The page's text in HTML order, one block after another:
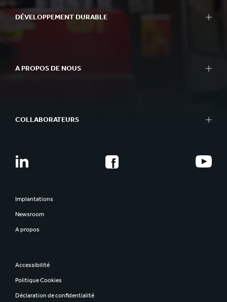
DÉVELOPPEMENT DURABLE
A PROPOS DE NOUS
COLLABORATEURS
Implantations
Newsroom
A propos
Accessibilité
Politique Cookies
Déclaration de confidentialité